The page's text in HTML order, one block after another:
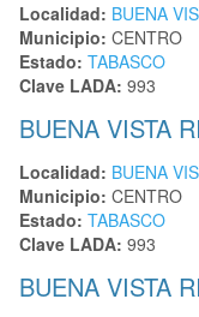
Localidad: BUENA
Municipio: CENTRO
Estado: TABASCO
Clave LADA: 993
BUENA VISTA
Localidad: BUENA
Municipio: CENTRO
Estado: TABASCO
Clave LADA: 993
BUENA VISTA